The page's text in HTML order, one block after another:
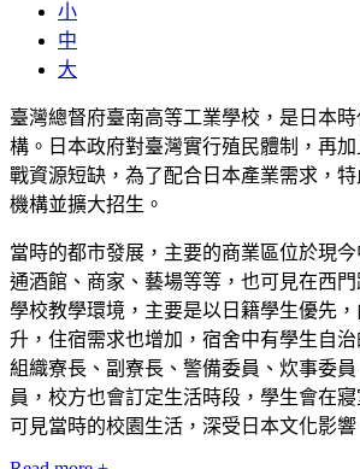
小
中
大
臺灣總督府臺南高等工業學校，是日本
構。日本政府對臺灣實行殖民體制，再
戰資源短缺，為了配合日本產業需求，
機構並擴大招生。
當時的都市發展，主要的商業區位於現
通酒館、商家、藝場等等，也可見在西門
學校教學環境，主要是以日籍學生優先
升，住宿需求也增加，宿舍中有學生自
組織寮長、副寮長、警備委員、炊事委
員，校方也會訂定生活時段，學生會在
可見當時的校園生活，深受日本文化影響